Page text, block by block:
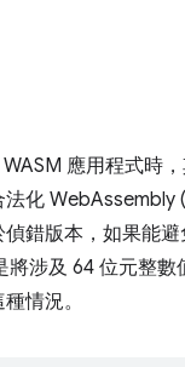
應用程式時
化
錯版本，如果能
將涉及 64 位元整
情況。